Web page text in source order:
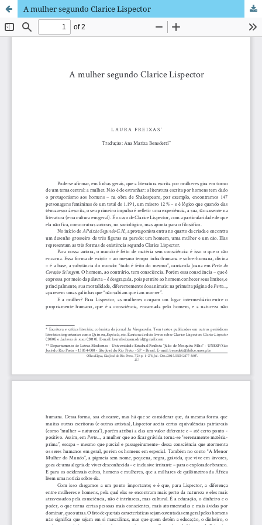
A mulher segundo Clarice Lispector